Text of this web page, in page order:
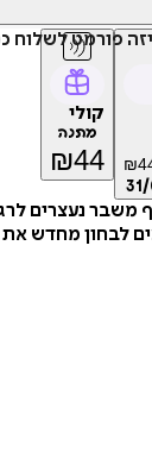
פורמט לשלוח
₪
קולי
מתנה
₪44
משבר נעצרים
לבחון מחדש